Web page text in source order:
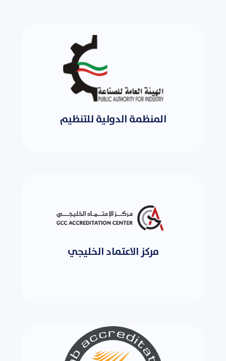
المنظمة الدولية للتنظيم
مركز الاعتماد الخليجي